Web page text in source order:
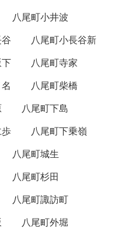
八尾町小井波
八尾町小長谷新
八尾町寺家
八尾町柴橋
八尾町下島
八尾町下乗嶺
八尾町城生
八尾町杉田
八尾町諏訪町
八尾町外堀